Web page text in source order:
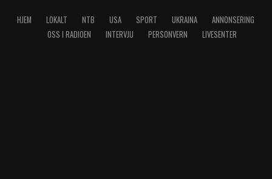
HJEM LOKALT NTB USA SPORT UKRAINA
ANNONSERING
OSS I RADIOEN
INTERVJU PERSONVERN LIVESENTER